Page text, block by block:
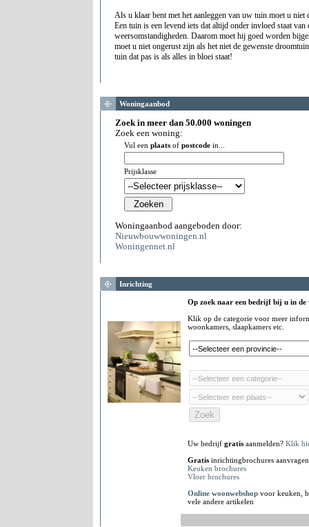
Als u klaar bent met het aanleggen van uw tuin moet u niet
Een tuin is een levend iets dat altijd onder invloed staat van
weersomstandigheden. Daarom moet hij goed worden
moet u niet ongerust zijn als het niet de gewenste
tuin dat pas is als alles in bloei staat!
Woningaanbod
Zoek in meer dan 50.000 woningen
Zoek een woning:
Vul een plaats of postcode in...
Prijsklasse
Woningaanbod aangeboden door:
Nieuwbouwwoningen.nl
Woningennet.nl
Inrichting
Op zoek naar een bedrijf bij u in
Klik op de categorie voor meer
woonkamers, slaapkamers etc.
Uw bedrijf gratis aanmelden? Klik
Gratis inrichtingbrochures
Keuken brochures
Vloer brochures
Online woonwebshop voor keuken,
vele andere artikelen